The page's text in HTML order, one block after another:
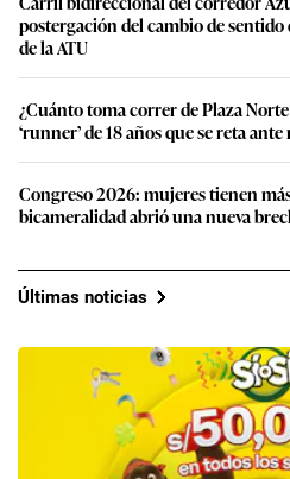
postergación del cambio de sentido
de la ATU
¿Cuánto toma correr de Plaza
‘runner’ de 18 años que se reta
Congreso 2026: mujeres tienen
bicameralidad abrió una nueva
Últimas noticias